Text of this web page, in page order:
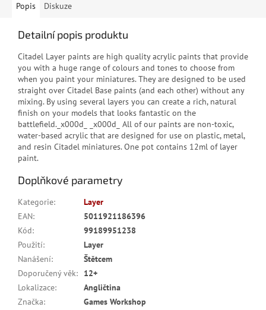
Popis Diskuze
Detailní popis produktu
Citadel Layer paints are high quality acrylic paints that provide
you with a huge range of colours and tones to choose from
when you paint your miniatures. They are designed to be used
straight over Citadel Base paints (and each other) without any
mixing. By using several layers you can create a rich, natural
finish on your models that looks fantastic on the
battlefield._x000d_ _x000d_ All of our paints are non-toxic,
water-based acrylic that are designed for use on plastic, metal,
and resin Citadel miniatures. One pot contains 12ml of layer
paint.
Doplňkové parametry
Kategorie:
Layer
EAN:
5011921186396
Kód:
99189951238
Použití:
Layer
Nanášení:
Štětcem
Doporučený věk:
12+
Lokalizace:
Angličtina
Značka: Games Workshop